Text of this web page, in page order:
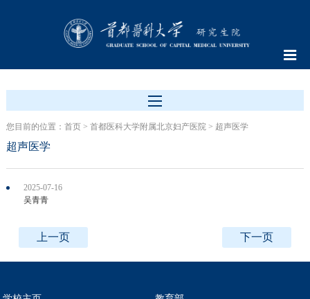
您目前的位置： 首页> 首都医科大学附属北京妇产医院> 超声医学
超声医学
2025-07-16
吴青青
上一页 下一页